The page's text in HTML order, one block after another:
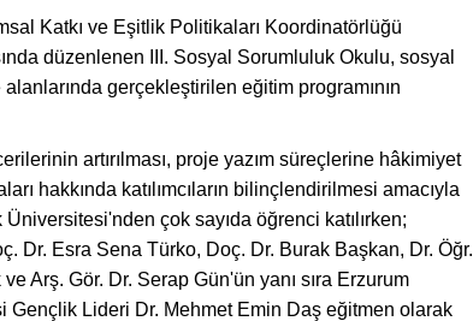
Katkı ve Eşitlik Politikaları Koordinatörlüğü
düzenlenen III. Sosyal Sorumluluk Okulu, sosyal
gerçekleştirilen eğitim programının
artırılması, proje yazım süreçlerine hâkimiyet
hakkında katılımcıların bilinçlendirilmesi amacıyla
çok sayıda öğrenci katılırken;
Dr. Esra Sena Türko, Doç. Dr. Burak Başkan, Dr. Öğr.
Arş. Gör. Dr. Serap Gün'ün yanı sıra Erzurum
Lideri Dr. Mehmet Emin Daş eğitmen olarak